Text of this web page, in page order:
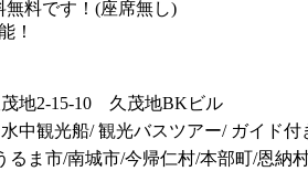
無料です！(座席無し)
！
地2-15-10 久茂地BKビル
中観光船/ 観光バスツアー/ ガイド
るま市/南城市/今帰仁村/本部町/恩納